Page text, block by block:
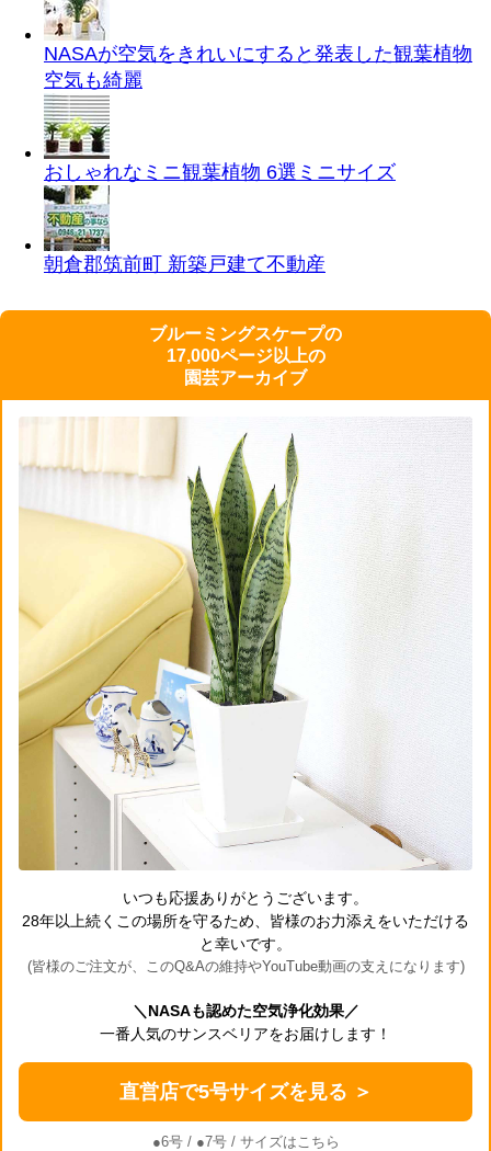
NASAが空気をきれいにすると発表した観葉植物
空気も綺麗
おしゃれなミニ観葉植物 6選 ミニサイズ
朝倉郡筑前町 新築戸建て不動産
ブルーミングスケープの
17,000ページ以上の
園芸アーカイブ
いつも応援ありがとうございます。
28年以上続くこの場所を守るため、皆様のお力添えをいただける
と幸いです。
(皆様のご注文が、このQ&Aの維持やYouTube動画の支えになります)
＼NASAも認めた空気浄化効果／
一番人気のサンスベリアをお届けします！
直営店で5号サイズを見る ＞
●6号/ ●7号/ サイズはこちら